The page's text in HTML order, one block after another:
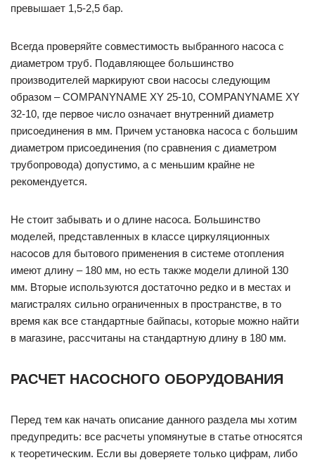
превышает 1,5-2,5 бар.
Всегда проверяйте совместимость выбранного насоса c
диаметром труб. Подавляющее большинство
производителей маркируют свои насосы следующим
образом – COMPANYNAME XY 25-10, COMPANYNAME XY
32-10, где первое число означает внутренний диаметр
присоединения в мм. Причем установка насоса с большим
диаметром присоединения (по сравнения с диаметром
трубопровода) допустимо, а с меньшим крайне не
рекомендуется.
Не стоит забывать и о длине насоса. Большинство
моделей, представленных в классе циркуляционных
насосов для бытового применения в системе отопления
имеют длину – 180 мм, но есть также модели длиной 130
мм. Вторые используются достаточно редко и в местах и
магистралях сильно ограниченных в пространстве, в то
время как все стандартные байпасы, которые можно найти
в магазине, рассчитаны на стандартную длину в 180 мм.
РАСЧЕТ НАСОСНОГО ОБОРУДОВАНИЯ
Перед тем как начать описание данного раздела мы хотим
предупредить: все расчеты упомянутые в статье относятся
к теоретическим. Если вы доверяете только цифрам, либо